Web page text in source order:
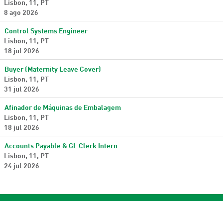
Lisbon, 11, PT
8 ago 2026
Control Systems Engineer
Lisbon, 11, PT
18 jul 2026
Buyer (Maternity Leave Cover)
Lisbon, 11, PT
31 jul 2026
Afinador de Máquinas de Embalagem
Lisbon, 11, PT
18 jul 2026
Accounts Payable & GL Clerk Intern
Lisbon, 11, PT
24 jul 2026